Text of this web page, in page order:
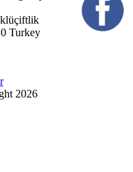
Turkey
2026